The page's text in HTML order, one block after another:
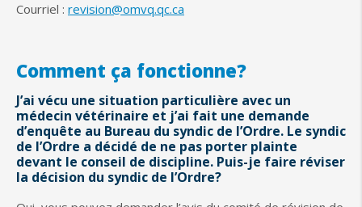
Courriel : revision@omvq.qc.ca
Comment ça fonctionne?
J’ai vécu une situation particulière avec un
médecin vétérinaire et j’ai fait une demande
d’enquête au Bureau du syndic de l’Ordre. Le syndic
de l’Ordre a décidé de ne pas porter plainte
devant le conseil de discipline. Puis-je faire réviser
la décision du syndic de l’Ordre?